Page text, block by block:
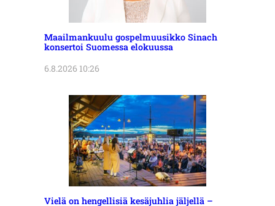
Maailmankuulu gospelmuusikko Sinach
konsertoi Suomessa elokuussa
6.8.2026 10:26
Vielä on hengellisiä kesäjuhlia jäljellä –